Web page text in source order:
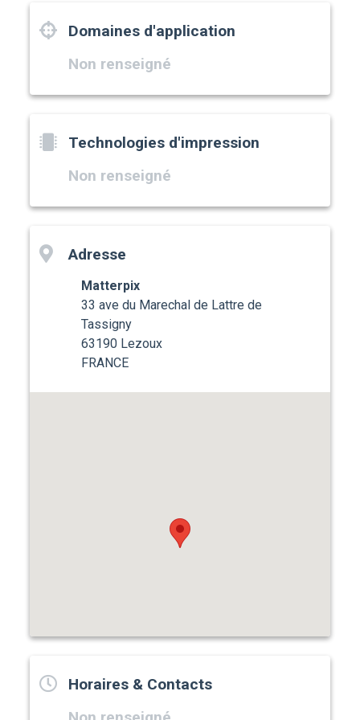
Domaines d'application
Non renseigné
Technologies d'impression
Non renseigné
Adresse
Matterpix
33 ave du Marechal de Lattre de
Tassigny
63190 Lezoux
FRANCE
Horaires & Contacts